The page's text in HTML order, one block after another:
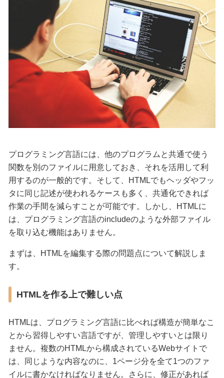
プログラミング言語には、他のプログラムと共通で使う
関数を別のファイルに用意しておき、それを活用して利
用するのが一般的です。そして、HTMLでもヘッダやフッ
タに同じ記述が使われるケースも多く、共通化できれば
作業の手間を減らすことが可能です。しかし、HTMLに
は、プログラミング言語のincludeのような外部ファイル
を取り込む機能はありません。
まずは、HTMLを編集する際の問題点について解説しま
す。
HTMLを作る上で難しい点
HTMLは、プログラミング言語に比べれば構造が簡単なこ
とから習得しやすい言語ですが、管理しやすいとは限り
ません。複数のHTMLから構成されているWebサイトで
は、同じような内容なのに、1ページ分を全て1つのファ
イルに書かなければなりません。さらに、修正があれば